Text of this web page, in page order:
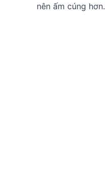
nên ấm cúng hơn.